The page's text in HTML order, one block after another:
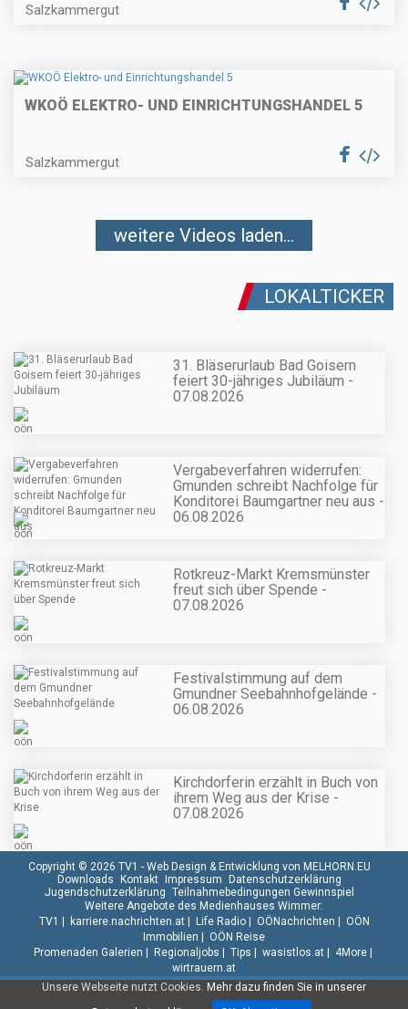
Salzkammergut
WKOÖ ELEKTRO- UND EINRICHTUNGSHANDEL 5
Salzkammergut
weitere Videos laden...
LOKALTICKER
31. Bläserurlaub Bad Goisern
feiert 30-jähriges Jubiläum -
07.08.2026
Vergabeverfahren widerrufen:
Gmunden schreibt Nachfolge für
Konditorei Baumgartner neu aus -
06.08.2026
Rotkreuz-Markt Kremsmünster
freut sich über Spende -
07.08.2026
Festivalstimmung auf dem
Gmundner Seebahnhofgelände -
06.08.2026
Kirchdorferin erzählt in Buch von
ihrem Weg aus der Krise -
07.08.2026
Unsere Webseite nutzt Cookies. Mehr dazu finden Sie in unserer
Copyright © 2026 TV1 - Web Design & Entwicklung von MELHORN.EU
Downloads
Kontakt Impressum
Datenschutzerklärung
Jugendschutzerklärung Teilnahmebedingungen Gewinnspiel
Weitere Angebote des Medienhauses Wimmer:
TV1
karriere.nachrichten.at| Life Radio| OÖNachrichten
OÖN
Immobilien
OÖN Reise
Promenaden Galerien
Regionaljobs Tips wasistlos.at| 4More|
wirtrauern.at